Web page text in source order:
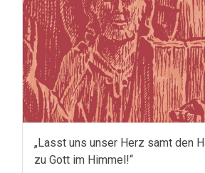
„Lasst uns unser Herz samt den
zu Gott im Himmel!“